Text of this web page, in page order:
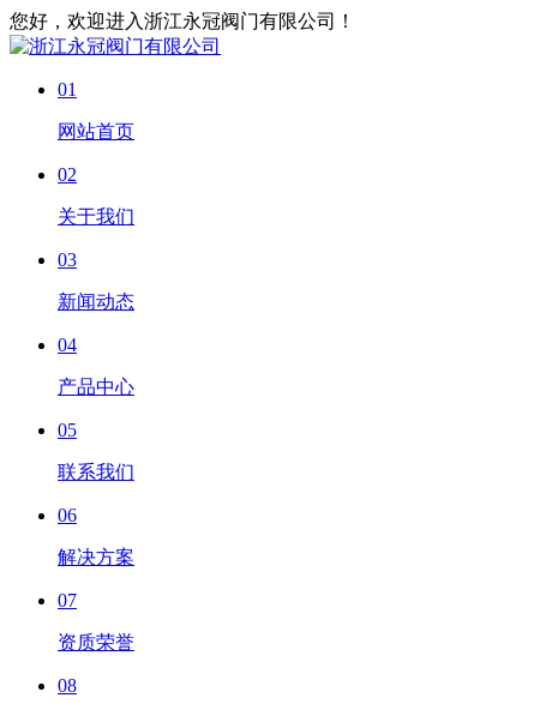
您好，欢迎进入浙江永冠阀门有限公司！
01
网站首页
02
关于我们
03
新闻动态
04
产品中心
05
联系我们
06
解决方案
07
资质荣誉
08